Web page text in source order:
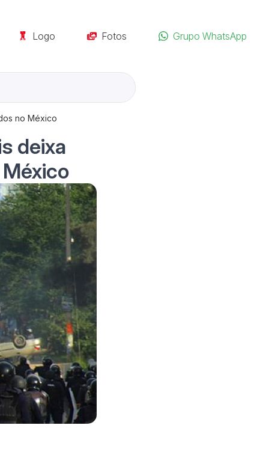
Logo Fotos Grupo WhatsApp
no México
deixa